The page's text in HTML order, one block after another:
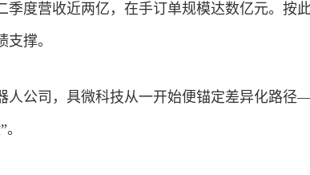
季度营收近两亿，在手订单规模达数亿元。按此
撑。
人公司，具微科技从一开始便锚定差异化路